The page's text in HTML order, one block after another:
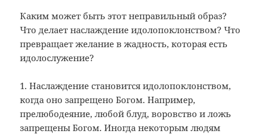
Каким может быть этот неправильный образ?
Что делает наслаждение идолопоклонством? Что
превращает желание в жадность, которая есть
идолослужение?
1. Наслаждение становится идолопоклонством,
когда оно запрещено Богом. Например,
прелюбодеяние, любой блуд, воровство и ложь
запрещены Богом. Иногда некоторым людям